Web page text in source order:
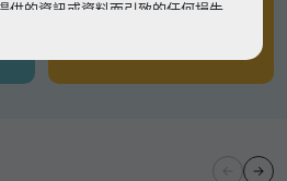
供的資訊或資料而引致的任何損失
網站使用條款的完整版本。如有任